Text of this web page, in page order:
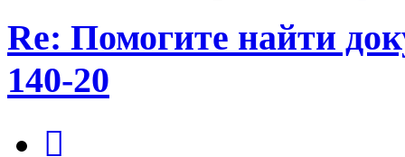
Re: Помогите найти
140-20